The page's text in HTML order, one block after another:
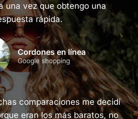
una vez que obtengo una
rápida.
Cordones en línea
Google shopping
comparaciones me decidí
eran los más baratos, no